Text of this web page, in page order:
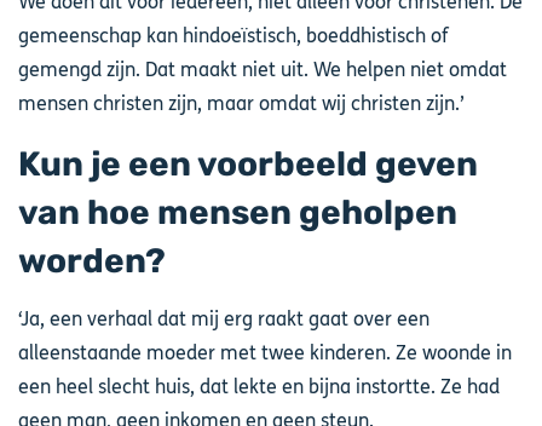
gemeenschap kan hindoeïstisch, boeddhistisch of
gemengd zijn. Dat maakt niet uit. We helpen niet omdat
mensen christen zijn, maar omdat wij christen zijn.’
Kun je een voorbeeld geven
van hoe mensen geholpen
worden?
‘Ja, een verhaal dat mij erg raakt gaat over een
alleenstaande moeder met twee kinderen. Ze woonde in
een heel slecht huis, dat lekte en bijna instortte. Ze had
geen man, geen inkomen en geen steun.